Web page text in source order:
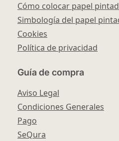
Cómo colocar papel
Simbología del papel
Cookies
Política de privacidad
Guía de compra
Aviso Legal
Condiciones Generales
Pago
SeQura